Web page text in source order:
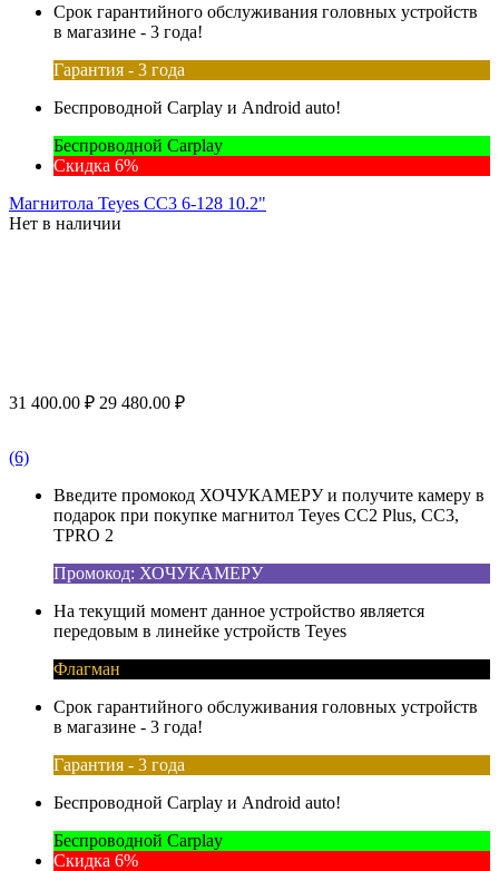
Срок гарантийного обслуживания головных устройств
в магазине - 3 года!
Гарантия - 3 года
Беспроводной Carplay и Android auto!
Беспроводной Carplay
Скидка 6%
Магнитола Teyes CC3 6-128 10.2"
Нет в наличии
31 400.00 ₽ 29 480.00 ₽
(6)
Введите промокод ХОЧУКАМЕРУ и получите камеру в
подарок при покупке магнитол Teyes CC2 Plus, CC3,
TPRO 2
Промокод: ХОЧУКАМЕРУ
На текущий момент данное устройство является
передовым в линейке устройств Teyes
Флагман
Срок гарантийного обслуживания головных устройств
в магазине - 3 года!
Гарантия - 3 года
Беспроводной Carplay и Android auto!
Беспроводной Carplay
Скидка 6%